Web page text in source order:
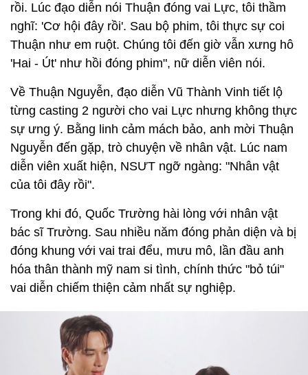
rồi. Lúc đạo diễn nói Thuận đóng vai Lực, tôi thầm
nghĩ: 'Cơ hội đây rồi'. Sau bộ phim, tôi thực sự coi
Thuận như em ruột. Chúng tôi đến giờ vẫn xưng hô
'Hai - Út' như hồi đóng phim", nữ diễn viên nói.
Về Thuận Nguyễn, đạo diễn Vũ Thành Vinh tiết lộ
từng casting 2 người cho vai Lực nhưng không thực
sự ưng ý. Bằng linh cảm mách bảo, anh mời Thuận
Nguyễn đến gặp, trò chuyện về nhân vật. Lúc nam
diễn viên xuất hiện, NSƯT ngỡ ngàng: "Nhân vật
của tôi đây rồi".
Trong khi đó, Quốc Trường hài lòng với nhân vật
bác sĩ Trường. Sau nhiều năm đóng phản diện và bị
đóng khung với vai trai đểu, mưu mô, lần đầu anh
hóa thân thành mỹ nam si tình, chính thức "bỏ túi"
vai diễn chiếm thiện cảm nhất sự nghiệp.